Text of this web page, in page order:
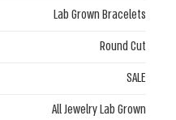
Lab Grown Bracelets
Round Cut
SALE
All Jewelry Lab Grown